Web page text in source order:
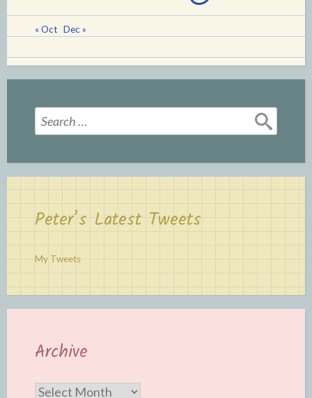
« Oct Dec »
Search
for:
Peter’s Latest Tweets
My Tweets
Archive
Archive